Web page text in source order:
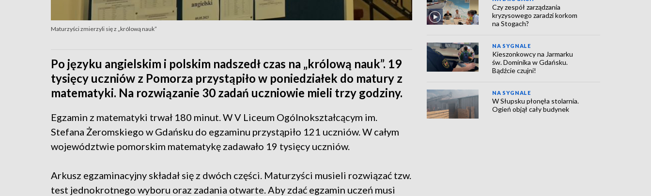
Maturzyści zmierzyli się z „królową nauk”
Po języku angielskim i polskim nadszedł czas na „królową nauk”. 19
tysięcy uczniów z Pomorza przystąpiło w poniedziałek do matury z
matematyki. Na rozwiązanie 30 zadań uczniowie mieli trzy godziny.
Egzamin z matematyki trwał 180 minut. W V Liceum Ogólnokształcącym im.
Stefana Żeromskiego w Gdańsku do egzaminu przystąpiło 121 uczniów. W całym
województwie pomorskim matematykę zadawało 19 tysięcy uczniów.
Arkusz egzaminacyjny składał się z dwóch części. Maturzyści musieli rozwiązać tzw.
test jednokrotnego wyboru oraz zadania otwarte. Aby zdać egzamin uczeń musi
Czy zespół zarządzania
kryzysowego zaradzi korkom
na Stogach?
NA SYGNALE
Kieszonkowcy na Jarmarku
św. Dominika w Gdańsku.
Bądźcie czujni!
NA SYGNALE
W Słupsku płonęła stolarnia.
Ogień objął cały budynek